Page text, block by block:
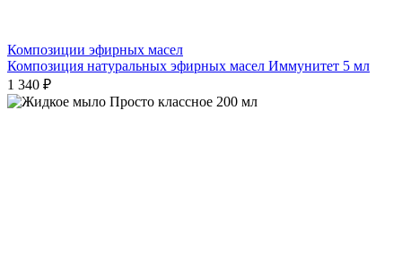
Композиции эфирных масел
Композиция натуральных эфирных масел Иммунитет 5 мл
1 340 ₽